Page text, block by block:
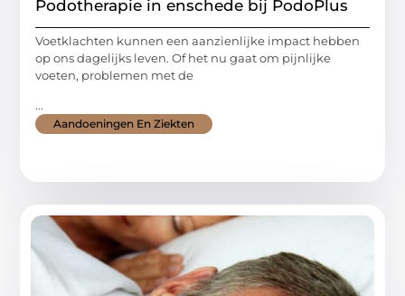
Podotherapie in enschede bij PodoPlus
Voetklachten kunnen een aanzienlijke impact hebben
op ons dagelijks leven. Of het nu gaat om pijnlijke
voeten, problemen met de
...
Aandoeningen En Ziekten